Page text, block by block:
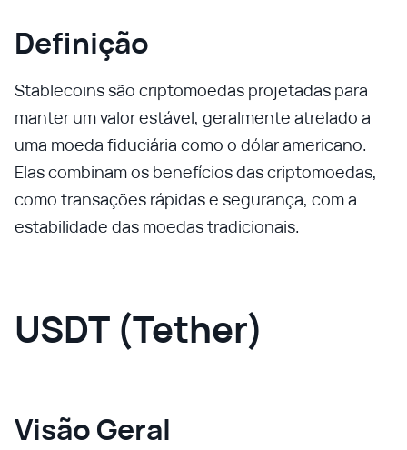
Definição
Stablecoins são criptomoedas projetadas para
manter um valor estável, geralmente atrelado a
uma moeda fiduciária como o dólar americano.
Elas combinam os benefícios das criptomoedas,
como transações rápidas e segurança, com a
estabilidade das moedas tradicionais.
USDT (Tether)
Visão Geral